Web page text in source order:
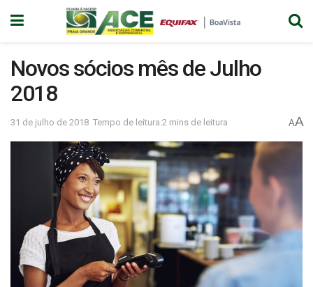
Novos sócios mês de Julho
2018
31 de julho de 2018 Tempo de leitura:2 mins de leitura AA